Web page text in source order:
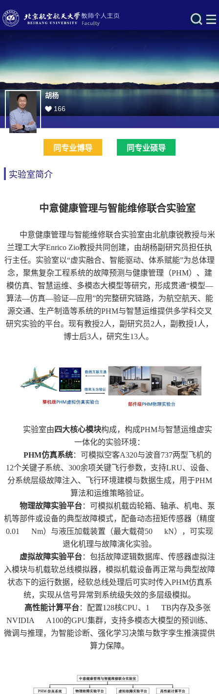
胡杨
166
同专业博导 同专业硕导
实验室简介
中意健康管理与智能维修联合实验室
中意健康管理与智能维修联合实验室由北航康锐教授与米
兰理工大学Enrico Zio教授共同创建，由胡杨副研究员担任执
行主任。实验室以“虚实融合、智能驱动、体系赋能”为总体理
念，聚焦复杂工程系统的故障预测与健康管理（PHM）、建
模仿真、智慧运维、多模态大模型等研究，形成贯通“模型—
算法—仿真—验证—应用”的完整研究链路，为航空航天、能
源交通、生产制造等系统的PHM与智慧运维提供多学科交叉
研究实验的平台。现有教授2人，副研究员2人，副教授1 人，
博士后3人，研究生13人。
实验室由 四大核心模块构成，构成PHM与智慧运维虚实
一体化的实验环境：
PHM仿真系统：可模拟空客A320与波音737两型飞机的
12个关键子系统、 300余项关键飞行参数，支持LRU、设备、
分系统层级故障注入、飞行环境建模与数据生成，用于PHM
算法和运维策略验证。
物理故障实验平台：可模拟机载齿轮箱、轴承、机电、泵
机等部件或设备的典型故障模式，配备动态扭矩传感器（精度
0.01 Nm）与液压加载装置（最大载荷50 kN），可实现
退化机理与故障演化实验。
虚拟故障实验平台：包括故障逻辑数据库、传感器虚拟注
入模块与机载软总线模拟器，模拟机载设备再正常与典型故障
状态下的运行数据，经软总线处理后可实时传入PHM仿真系
统，实现从信号异常到系统级失效的多层级模拟。
高性能计算平台：配置128核CPU、 1 TB内存及多张
NVIDIA A100的GPU集群，支持多模态大模型的预训练、
微调与推理，为智能诊断、强化学习决策与数字孪生推演提供
算力保障。